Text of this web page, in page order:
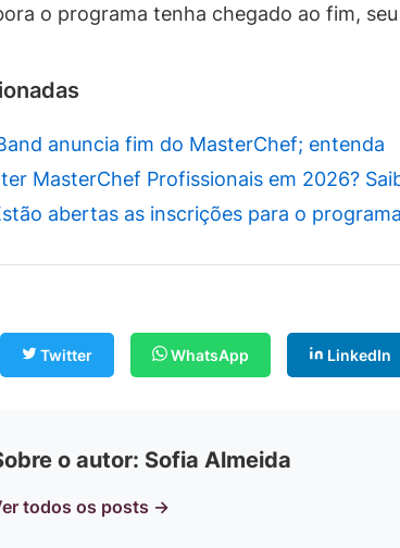
o programa tenha chegado ao fim,
anuncia fim do MasterChef; entenda
MasterChef Profissionais em 2026?
abertas as inscrições para o
Twitter WhatsApp LinkedIn
o autor: Sofia Almeida
todos os posts →